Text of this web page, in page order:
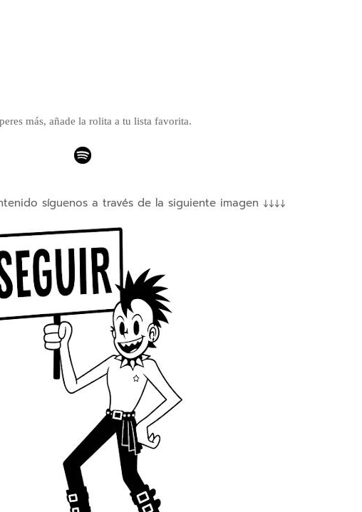
más, añade la rolita a tu lista favorita.
síguenos a través de la siguiente imagen ↓↓↓↓